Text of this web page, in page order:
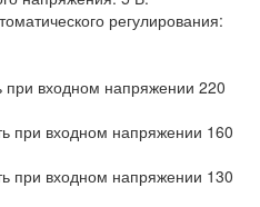
регулирования:
входном напряжении 220
при входном напряжении 160
при входном напряжении 130